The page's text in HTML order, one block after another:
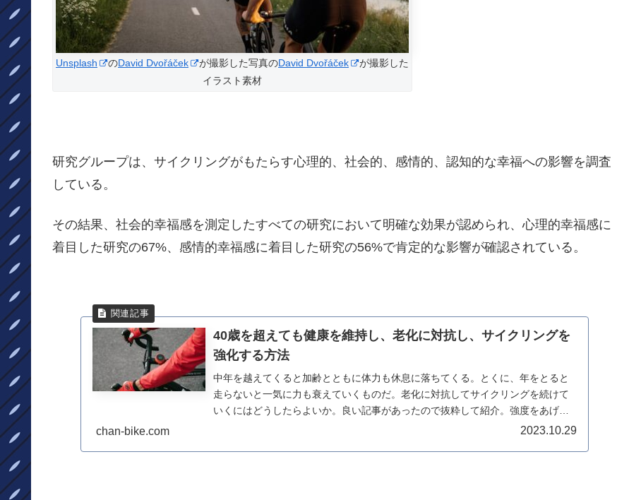
Unsplash のDavid Dvořáček が撮影した写真のDavid Dvořáček
が撮影した
イラスト素材
研究グループは、サイクリングがもたらす心理的、社会的、感情的、認知的な幸福への影響を調査
している。
その結果、社会的幸福感を測定したすべての研究において明確な効果が認められ、心理的幸福感に
着目した研究の67%、感情的幸福感に着目した研究の56%で肯定的な影響が確認されている。
40歳を超えても健康を維持し、老化に対抗し、サイクリングを
強化する方法
中年を越えてくると加齢とともに体力も休息に落ちてくる。とくに、年をとると
走らないと一気に力も衰えていくものだ。老化に対抗してサイクリングを続けて
いくにはどうしたらよいか。良い記事があったので抜粋して紹介。強度をあげる
chan-bike.com 2023.10.29